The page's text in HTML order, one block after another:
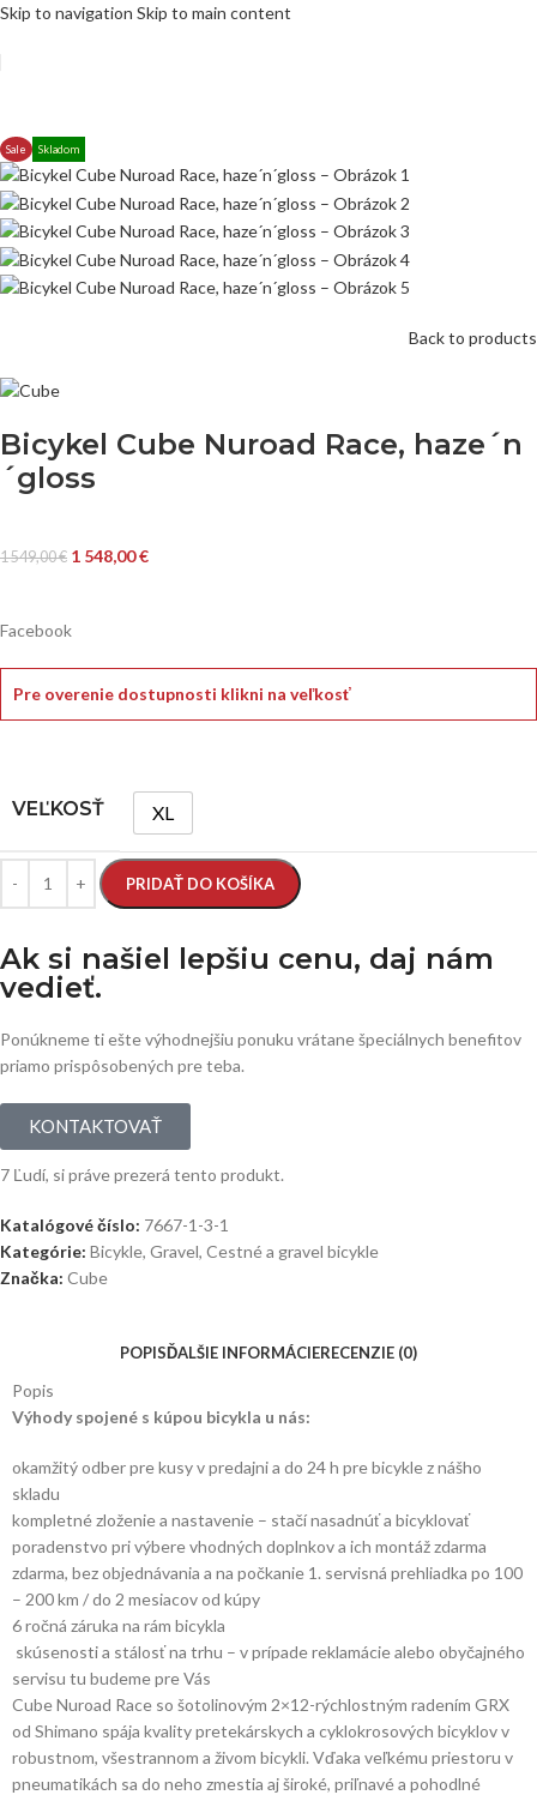
Skip to navigation Skip to main content
Sale Skladom
Back to products
Bicykel Cube Nuroad Race, haze´n
´gloss
1 549,00€ 1 548,00€
Facebook
Pre overenie dostupnosti klikni na veľkosť
VEĽKOSŤ XL
PRIDAŤ DO KOŠÍKA
Ak si našiel lepšiu cenu, daj nám
vedieť.
Ponúkneme ti ešte výhodnejšiu ponuku vrátane špeciálnych benefitov
priamo prispôsobených pre teba.
KONTAKTOVAŤ
7 Ľudí, si práve prezerá tento produkt.
Katalógové číslo: 7667-1-3-1
Kategórie: Bicykle, Gravel, Cestné a gravel bicykle
Značka: Cube
POPISĎALŠIE INFORMÁCIERECENZIE (0)
Popis
Výhody spojené s kúpou bicykla u nás:
okamžitý odber pre kusy v predajni a do 24 h pre bicykle z nášho
skladu
kompletné zloženie a nastavenie – stačí nasadnúť a bicyklovať
poradenstvo pri výbere vhodných doplnkov a ich montáž zdarma
zdarma, bez objednávania a na počkanie 1. servisná prehliadka po 100
– 200 km / do 2 mesiacov od kúpy
6 ročná záruka na rám bicykla
skúsenosti a stálosť na trhu – v prípade reklamácie alebo obyčajného
servisu tu budeme pre Vás
Cube Nuroad Race so šotolinovým 2×12-rýchlostným radením GRX
od Shimano spája kvality pretekárskych a cyklokrosových bicyklov v
robustnom, všestrannom a živom bicykli. Vďaka veľkému priestoru v
pneumatikách sa do neho zmestia aj široké, priľnavé a pohodlné